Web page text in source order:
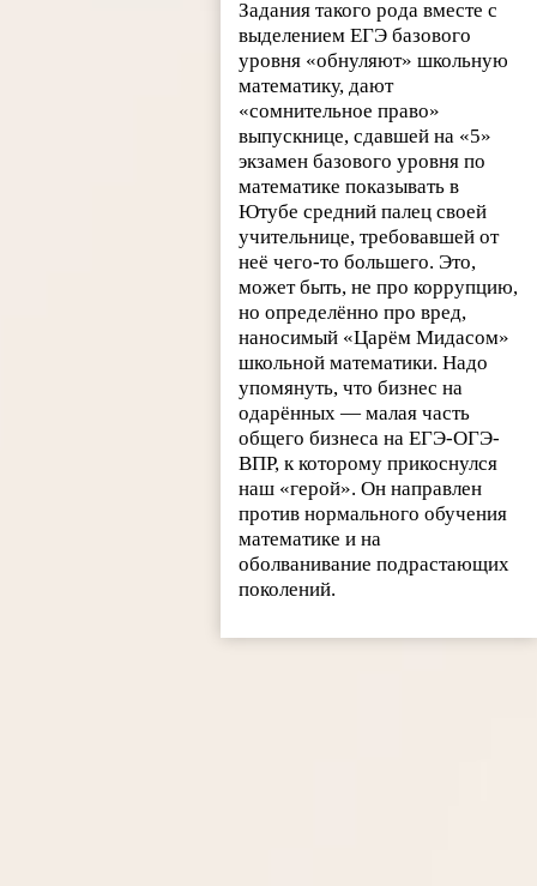
Задания такого рода вместе с
выделением ЕГЭ базового
уровня «обнуляют» школьную
математику, дают
«сомнительное право»
выпускнице, сдавшей на «5»
экзамен базового уровня по
математике показывать в
Ютубе средний палец своей
учительнице, требовавшей от
неё чего-то большего. Это,
может быть, не про коррупцию,
но определённо про вред,
наносимый «Царём Мидасом»
школьной математики. Надо
упомянуть, что бизнес на
одарённых — малая часть
общего бизнеса на ЕГЭ-ОГЭ-
ВПР, к которому прикоснулся
наш «герой». Он направлен
против нормального обучения
математике и на
оболванивание подрастающих
поколений.